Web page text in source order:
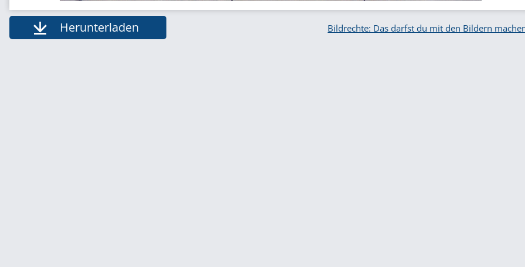
Herunterladen Bildrechte: Das darfst du mit den Bildern